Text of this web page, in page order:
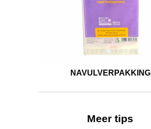
NAVULVERPAKKING
Meer tips